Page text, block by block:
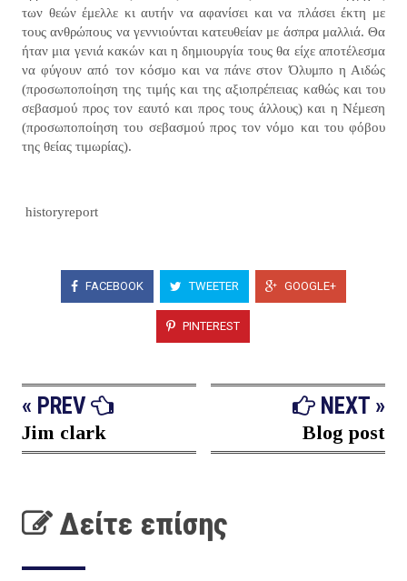
των θεών έμελλε κι αυτήν να αφανίσει και να πλάσει έκτη με
τους ανθρώπους να γεννιούνται κατευθείαν με άσπρα μαλλιά. Θα
ήταν μια γενιά κακών και η δημιουργία τους θα είχε αποτέλεσμα
να φύγουν από τον κόσμο και να πάνε στον Όλυμπο η Αιδώς
(προσωποποίηση της τιμής και της αξιοπρέπειας καθώς και του
σεβασμού προς τον εαυτό και προς τους άλλους) και η Νέμεση
(προσωποποίηση του σεβασμού προς τον νόμο και του φόβου
της θείας τιμωρίας).
historyreport
FACEBOOK TWEETER GOOGLE+
PINTEREST
« PREV
Jim clark
NEXT »
Blog post
Δείτε επίσης